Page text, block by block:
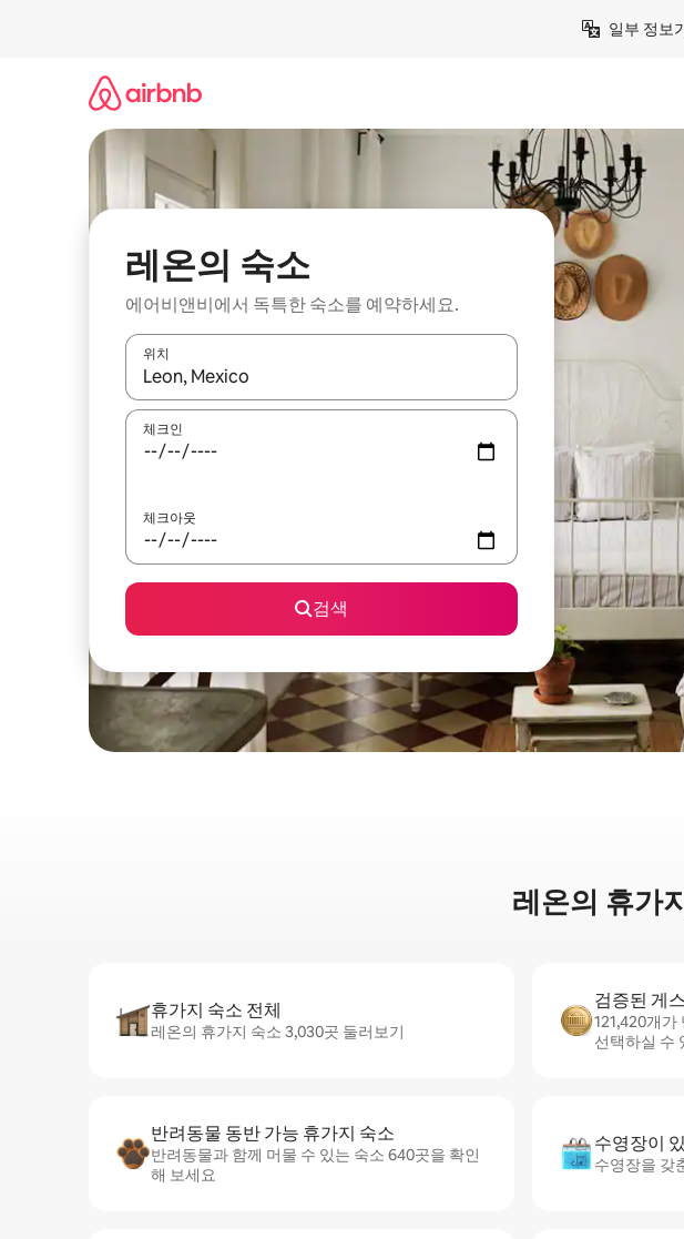
일부 정보
레온의 숙소
에어비앤비에서 독특한 숙소를 예약하세요.
위치
결과가 나오면 위·아래 화살표 키를 사용하거나 터치 또는 스와이프 동작으로 탐
체크인
체크아웃
검색
레온의 휴가
휴가지 숙소 전체
레온의 휴가지 숙소 3,030곳 둘러보기
검증된 게
121,420개가
선택하실 수
반려동물 동반 가능 휴가지 숙소
반려동물과 함께 머물 수 있는 숙소 640곳을 확인
해 보세요
수영장이
수영장을 갖